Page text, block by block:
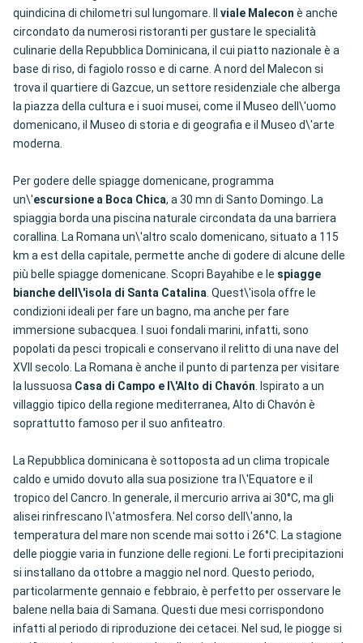
quindicina di chilometri sul lungomare. Il viale Malecon è anche
circondato da numerosi ristoranti per gustare le specialità
culinarie della Repubblica Dominicana, il cui piatto nazionale è a
base di riso, di fagiolo rosso e di carne. A nord del Malecon si
trova il quartiere di Gazcue, un settore residenziale che alberga
la piazza della cultura e i suoi musei, come il Museo dell\'uomo
domenicano, il Museo di storia e di geografia e il Museo d\'arte
moderna.
Per godere delle spiagge domenicane, programma
un\'escursione a Boca Chica, a 30 mn di Santo Domingo. La
spiaggia borda una piscina naturale circondata da una barriera
corallina. La Romana un\'altro scalo domenicano, situato a 115
km a est della capitale, permette anche di godere di alcune delle
più belle spiagge domenicane. Scopri Bayahibe e le spiagge
bianche dell\'isola di Santa Catalina. Quest\'isola offre le
condizioni ideali per fare un bagno, ma anche per fare
immersione subacquea. I suoi fondali marini, infatti, sono
popolati da pesci tropicali e conservano il relitto di una nave del
XVII secolo. La Romana è anche il punto di partenza per visitare
la lussuosa Casa di Campo e l\'Alto di Chavón. Ispirato a un
villaggio tipico della regione mediterranea, Alto di Chavón è
soprattutto famoso per il suo anfiteatro.
La Repubblica dominicana è sottoposta ad un clima tropicale
caldo e umido dovuto alla sua posizione tra l\'Equatore e il
tropico del Cancro. In generale, il mercurio arriva ai 30°C, ma gli
alisei rinfrescano l\'atmosfera. Nel corso dell\'anno, la
temperatura del mare non scende mai sotto i 26°C. La stagione
delle pioggie varia in funzione delle regioni. Le forti precipitazioni
si installano da ottobre a maggio nel nord. Questo periodo,
particolarmente gennaio e febbraio, è perfetto per osservare le
balene nella baia di Samana. Questi due mesi corrispondono
infatti al periodo di riproduzione dei cetacei. Nel sud, le piogge si